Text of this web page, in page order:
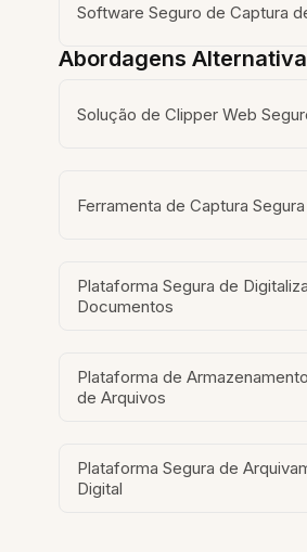
Software Seguro de Captura
Abordagens
Solução de Clipper Web
Ferramenta de Captura
Plataforma Segura de
Documentos
Plataforma de
de Arquivos
Plataforma Segura de
Digital